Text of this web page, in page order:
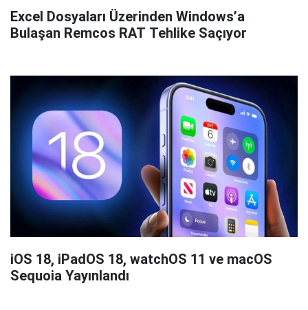
Excel Dosyaları Üzerinden Windows’a
Bulaşan Remcos RAT Tehlike Saçıyor
iOS 18, iPadOS 18, watchOS 11 ve macOS
Sequoia Yayınlandı